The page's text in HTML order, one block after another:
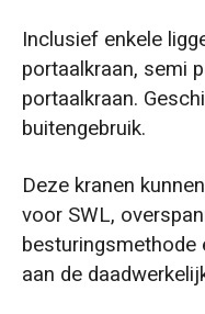
Inclusief enkele
portaalkraan, semi
portaalkraan.
buitengebruik.
Deze kranen
voor SWL,
aan de